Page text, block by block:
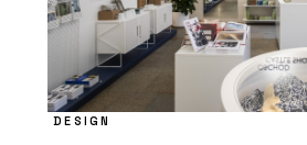
DESIGN